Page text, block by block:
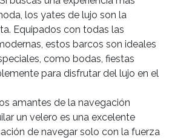
los yates de lujo son la
Equipados con todas las
estos barcos son ideales
como bodas, fiestas
para disfrutar del lujo en el
amantes de la navegación
un velero es una excelente
de navegar solo con la fuerza